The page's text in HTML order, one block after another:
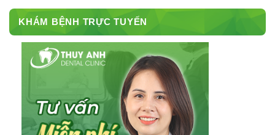
KHÁM BỆNH TRỰC TUYẾN